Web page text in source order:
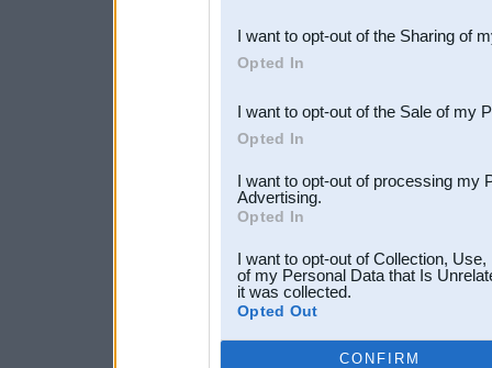
Downstream Participants
third parties.
I want to opt-out of the Sharing of
Opted In
I want to opt-out of the Sale of my
Opted In
I want to opt-out of processing my
Advertising.
Opted In
I want to opt-out of Collection,
of my Personal Data that Is
it was collected.
Opted Out
CONFIRM